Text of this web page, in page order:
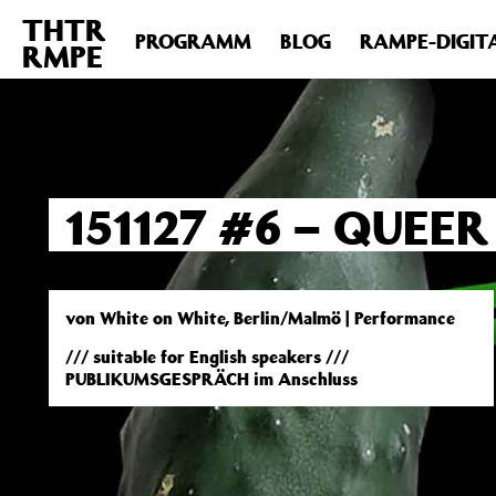
Deprecated : Die Funktion post_permalink ist seit Version
includes/functions.phpon line6031
THTR
RMPE PROGRAMM BLOG RAMPE-
151127 #6 –
von White on White, Berlin/Malmö | Performance
/// suitable for English speakers ///
PUBLIKUMSGESPRÄCH im Anschluss